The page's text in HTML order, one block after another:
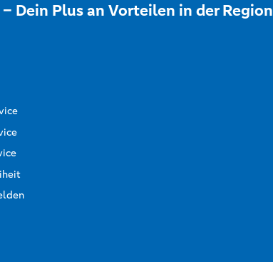
Dein Plus an Vorteilen in der Region